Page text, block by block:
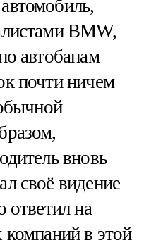
BMW,
автобанам
почти ничем
вновь
своё видение
ответил на
компаний в этой